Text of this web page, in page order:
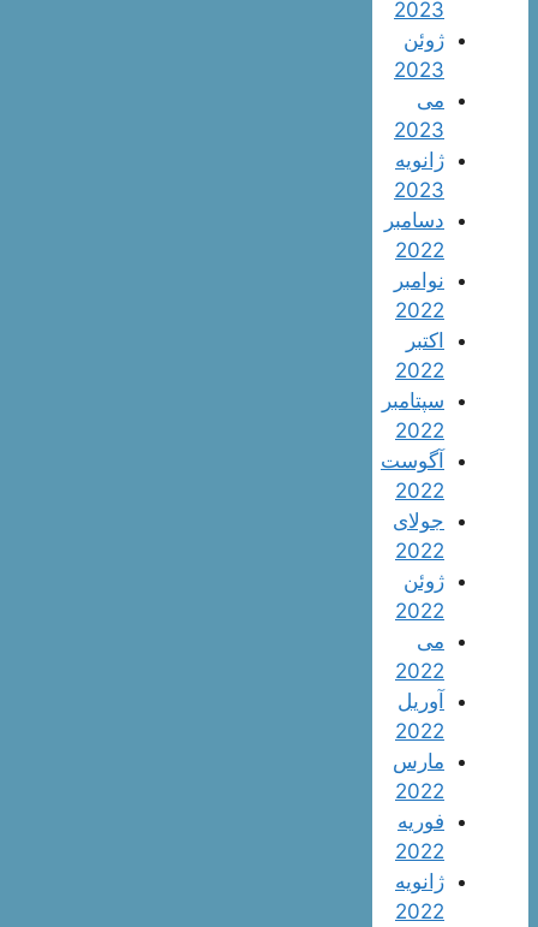
2023
ژوئن
2023
می
2023
ژانویه
2023
دسامبر
2022
نوامبر
2022
اکتبر
2022
سپتامبر
2022
آگوست
2022
جولای
2022
ژوئن
2022
می
2022
آوریل
2022
مارس
2022
فوریه
2022
ژانویه
2022